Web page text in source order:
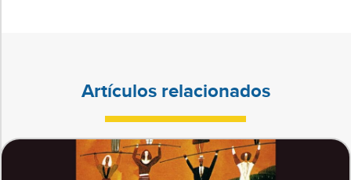
Artículos relacionados